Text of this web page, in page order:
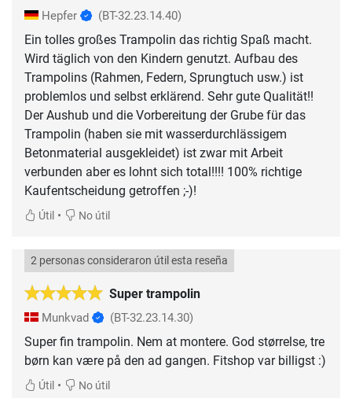
Hepfer (BT-32.23.14.40)
Ein tolles großes Trampolin das richtig Spaß macht.
Wird täglich von den Kindern genutzt. Aufbau des
Trampolins (Rahmen, Federn, Sprungtuch usw.) ist
problemlos und selbst erklärend. Sehr gute Qualität!!
Der Aushub und die Vorbereitung der Grube für das
Trampolin (haben sie mit wasserdurchlässigem
Betonmaterial ausgekleidet) ist zwar mit Arbeit
verbunden aber es lohnt sich total!!!! 100% richtige
Kaufentscheidung getroffen ;-)!
Útil • No útil
Super trampolin
2 personas consideraron útil esta reseña
Munkvad (BT-32.23.14.30)
Super fin trampolin. Nem at montere. God størrelse, tre
børn kan være på den ad gangen. Fitshop var billigst :)
Útil • No útil